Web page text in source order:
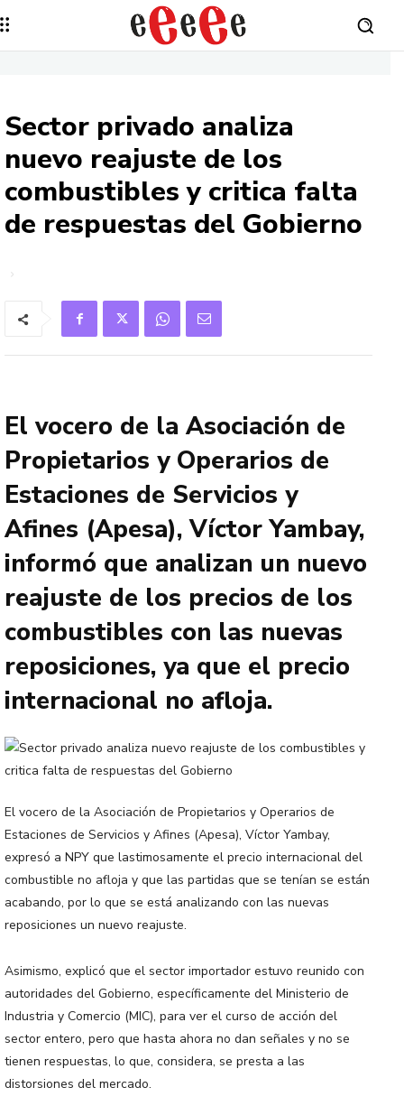
Sector privado analiza
nuevo reajuste de los
combustibles y critica falta
de respuestas del Gobierno
El vocero de la Asociación de
Propietarios y Operarios de
Estaciones de Servicios y
Afines (Apesa), Víctor Yambay,
informó que analizan un nuevo
reajuste de los precios de los
combustibles con las nuevas
reposiciones, ya que el precio
internacional no afloja.
El vocero de la Asociación de Propietarios y Operarios de
Estaciones de Servicios y Afines (Apesa), Víctor Yambay,
expresó a NPY que lastimosamente el precio internacional del
combustible no afloja y que las partidas que se tenían se están
acabando, por lo que se está analizando con las nuevas
reposiciones un nuevo reajuste.
Asimismo, explicó que el sector importador estuvo reunido con
autoridades del Gobierno, específicamente del Ministerio de
Industria y Comercio (MIC), para ver el curso de acción del
sector entero, pero que hasta ahora no dan señales y no se
tienen respuestas, lo que, considera, se presta a las
distorsiones del mercado.